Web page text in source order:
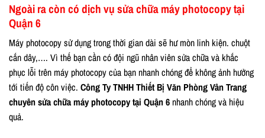
Ngoài ra còn có dịch vụ sửa chữa máy photocopy tại
Quận 6
Máy photocopy sử dụng trong thời gian dài sẽ hư mòn linh kiện. chuột
cắn dây,…. Vì thế bạn cần có đội ngũ nhân viên sửa chữa và khắc
phục lỗi trên máy photocopy của bạn nhanh chóng để không ảnh hưởng
tới tiến độ côn việc. Công Ty TNHH Thiết Bị Văn Phòng Vân Trang
chuyên sửa chữa máy photocopy tại Quận 6 nhanh chóng và hiệu
quả.